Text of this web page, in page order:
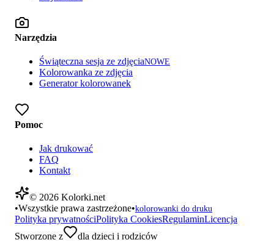
Narzędzia
Świąteczna sesja ze zdjęciaNOWE
Kolorowanka ze zdjęcia
Generator kolorowanek
Pomoc
Jak drukować
FAQ
Kontakt
© 2026 Kolorki.net
•Wszystkie prawa zastrzeżone•kolorowanki do druku
Polityka prywatnościPolityka CookiesRegulaminLicencja
Stworzone z
dla dzieci i rodziców